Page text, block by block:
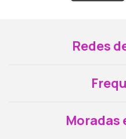
Redes
Moradas